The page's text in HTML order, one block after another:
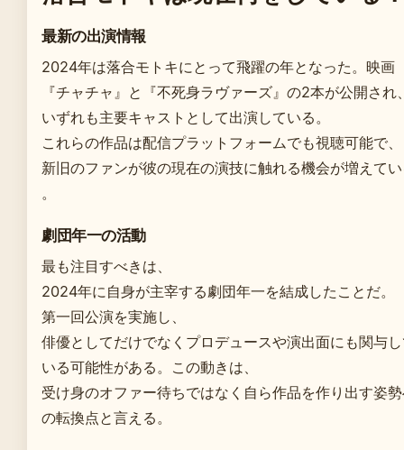
最新の出演情報
2024年は落合モトキにとって飛躍の年となった。映画
『チャチャ』と『不死身ラヴァーズ』の2本が公開され
いずれも主要キャストとして出演している。
これらの作品は配信プラットフォームでも視聴可能で、
新旧のファンが彼の現在の演技に触れる機会が増えて
。
劇団年一の活動
最も注目すべきは、
2024年に自身が主宰する劇団年一を結成したことだ。
第一回公演を実施し、
俳優としてだけでなくプロデュースや演出面にも関与
いる可能性がある。この動きは、
受け身のオファー待ちではなく自ら作品を作り出す姿
の転換点と言える。